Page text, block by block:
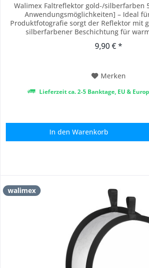
Walimex Faltreflektor gold-/silberfarben
Anwendungsmöglichkeiten] – Ideal
Produktfotografie sorgt der Reflektor mit
silberfarbener Beschichtung für
stimmungsvolle und kontrastreiche
9,90 € *
Merken
Lieferzeit ca. 2-5 Banktage, EU &
In den Warenkorb
walimex